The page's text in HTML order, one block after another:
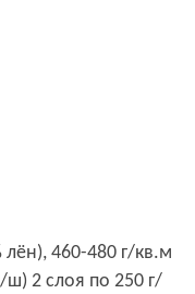
лён), 460-480 г/кв.м
ш) 2 слоя по 250 г/